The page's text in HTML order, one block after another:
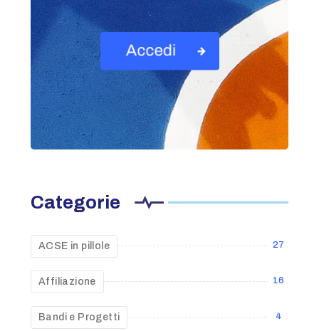
Categorie
ACSE in pillole 27
Affiliazione 16
Bandi e Progetti 4